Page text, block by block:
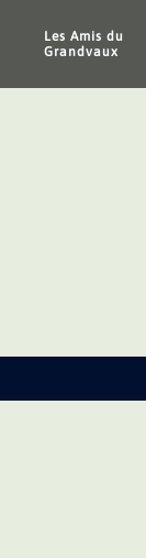
Les Amis du
Grandvaux